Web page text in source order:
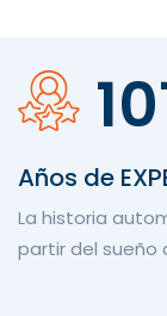
Años de
La historia
partir del sueño